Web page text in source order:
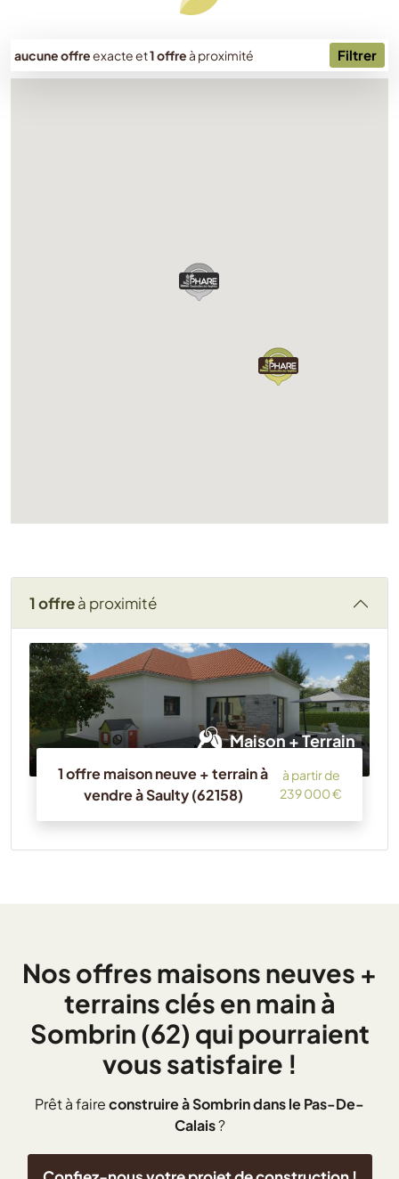
aucune offreexacteet1 offreà proximité Filtrer
Chargement...
1 offreà proximité
Maison + Terrain
1 offre maison neuve + terrain à
vendre à Saulty (62158)
à partir de
239 000 €
Nos offres maisons neuves +
terrains clés en main à
Sombrin (62) qui pourraient
vous satisfaire !
Prêt à faireconstruire à Sombrin dans le Pas-De-
Calais?